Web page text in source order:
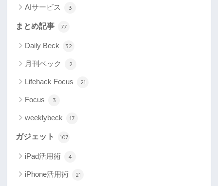
AIサービス 3
まとめ記事 77
Daily Beck 32
月刊ベック 2
Lifehack Focus 21
Focus 3
weeklybeck 17
ガジェット 107
iPad活用術 4
iPhone活用術 21